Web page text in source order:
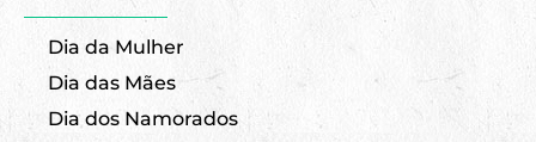
Dia da Mulher
Dia das Mães
Dia dos Namorados